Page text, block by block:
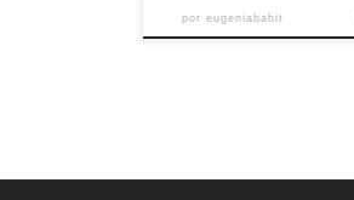
poreugeniabahit